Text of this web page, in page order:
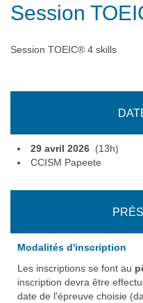
Session
Session TOEIC® 4 skills
29 avril 2026 (13h)
CCISM Papeete
Modalités d'inscription
Les inscriptions se font au
inscription devra être
date de l'épreuve choisie